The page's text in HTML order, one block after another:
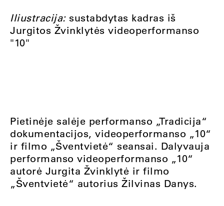
Iliustracija:sustabdytas kadras iš
Jurgitos Žvinklytės videoperformanso
"10"
Pietinėje salėje performanso „Tradicija“
dokumentacijos, videoperformanso „10“
ir filmo „Šventvietė“ seansai. Dalyvauja
performanso videoperformanso „10“
autorė Jurgita Žvinklytė ir filmo
„Šventvietė“ autorius Žilvinas Danys.